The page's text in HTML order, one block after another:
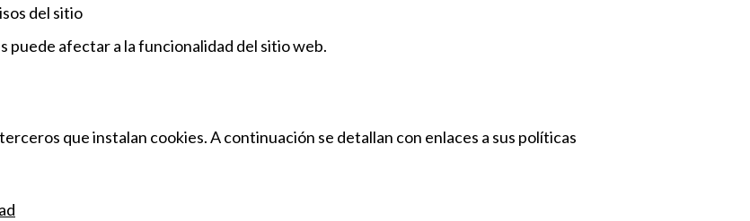
del sitio
puede afectar a la funcionalidad del sitio web.
que instalan cookies. A continuación se detallan con enlaces a sus políticas